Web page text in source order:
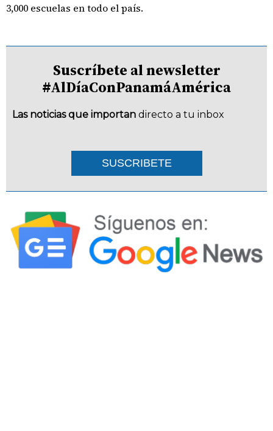
3,000 escuelas en todo el país.
Suscríbete al newsletter
#AlDíaConPanamáAmérica
Las noticias que importan directo a tu inbox
SUSCRIBETE